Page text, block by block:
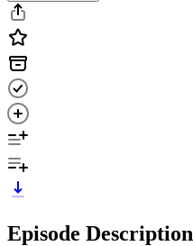
Episode Description